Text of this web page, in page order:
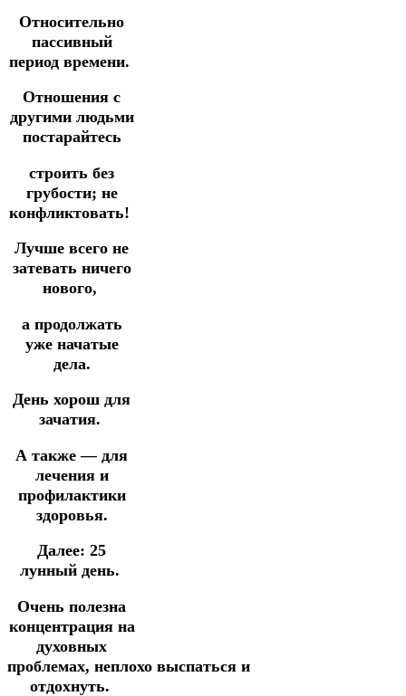
Относительно
пассивный
период времени.
Отношения с
другими людьми
постарайтесь
строить без
грубости; не
конфликтовать!
Лучше всего не
затевать ничего
нового,
а продолжать
уже начатые
дела.
День хорош для
зачатия.
А также — для
лечения и
профилактики
здоровья.
Далее: 25
лунный день.
Очень полезна
концентрация на
духовных
проблемах, неплохо выспаться и
отдохнуть.